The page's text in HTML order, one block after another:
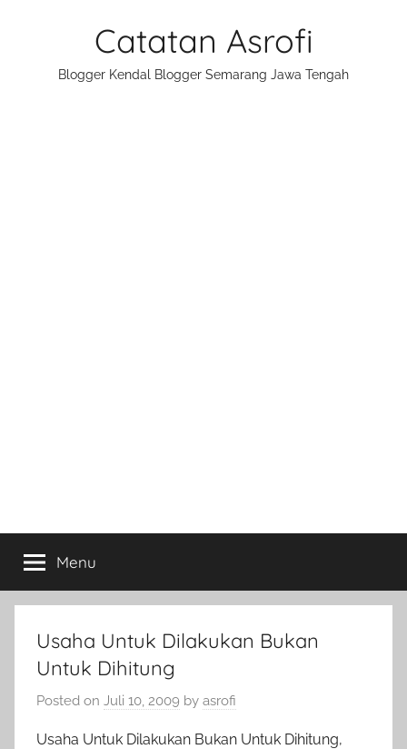
Catatan Asrofi
Blogger Kendal Blogger Semarang Jawa Tengah
Menu
Usaha Untuk Dilakukan Bukan
Untuk Dihitung
Posted on Juli 10, 2009 by asrofi
Usaha Untuk Dilakukan Bukan Untuk Dihitung,